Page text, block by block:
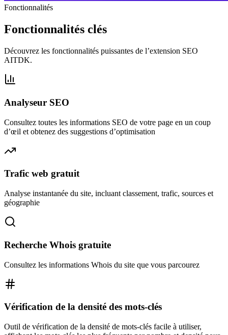
Fonctionnalités
Fonctionnalités clés
Découvrez les fonctionnalités puissantes de l’extension SEO
AITDK.
Analyseur SEO
Consultez toutes les informations SEO de votre page en un coup
d’œil et obtenez des suggestions d’optimisation
Trafic web gratuit
Analyse instantanée du site, incluant classement, trafic, sources et
géographie
Recherche Whois gratuite
Consultez les informations Whois du site que vous parcourez
Vérification de la densité des mots-clés
Outil de vérification de la densité de mots-clés facile à utiliser,